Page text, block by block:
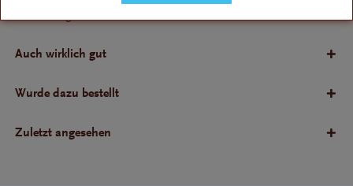
Auch wirklich gut
Wurde dazu bestellt
Zuletzt angesehen